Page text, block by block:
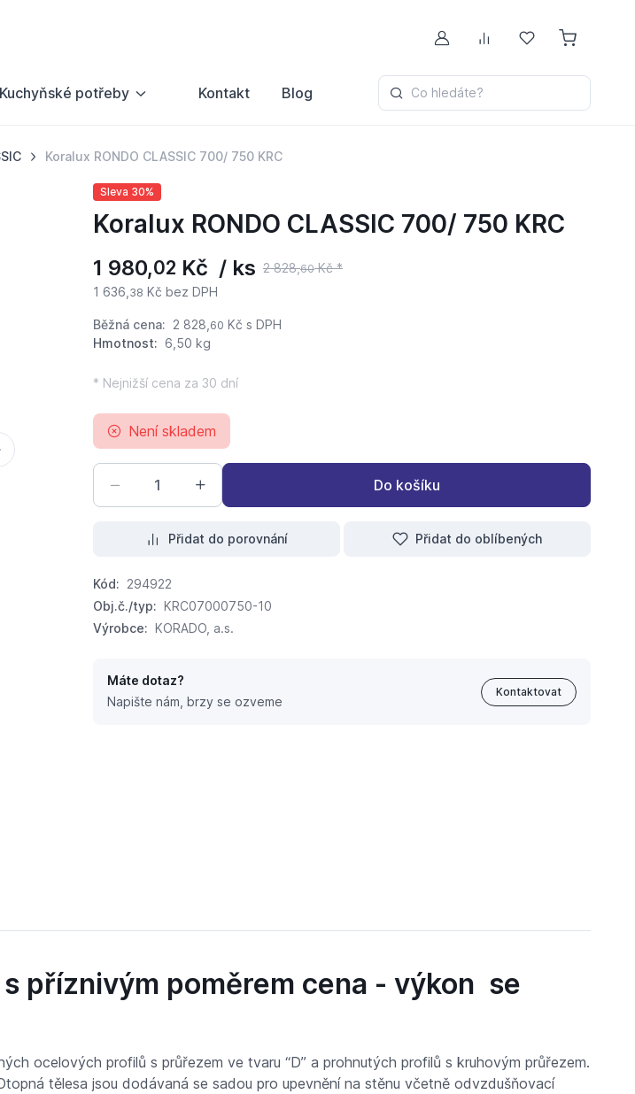
Můj účetPorovnávání
Oblíbené
Kuchyňské potřeby Kontakt Blog Co hledáte?
Koralux RONDO CLASSIC 700/ 750 KRC
Sleva 30%
Koralux RONDO CLASSIC 700/ 750 KRC
1 980,02 Kč / ks 2 828,60Kč *
1 636, 38 Kč bez DPH
Běžná cena: 2 828, 60 Kč s DPH
Hmotnost: 6,50 kg
* Nejnižší cena za 30 dní
Není skladem
Do košíku
Přidat do porovnání Přidat do oblíbených
Kód: 294922
Obj.č./typ: KRC07000750-10
Výrobce: KORADO, a.s.
Máte dotaz?
Napište nám, brzy se ozveme
Kontaktovat
příznivým poměrem cena - výkon se
ocelových profilů s průřezem ve tvaru “D” a prohnutých profilů s kruhovým průřezem.
tělesa jsou dodávaná se sadou pro upevnění na stěnu včetně odvzdušňovací